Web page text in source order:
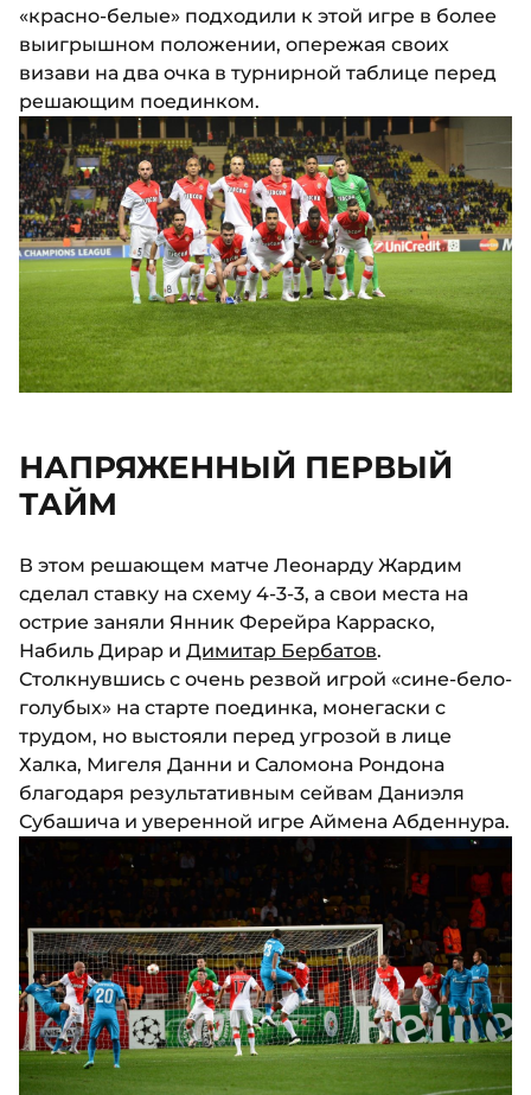
«красно-белые» подходили к этой игре в более
выигрышном положении, опережая своих
визави на два очка в турнирной таблице перед
решающим поединком.
НАПРЯЖЕННЫЙ ПЕРВЫЙ
ТАЙМ
В этом решающем матче Леонарду Жардим
сделал ставку на схему 4-3-3, а свои места на
острие заняли Янник Ферейра Карраско,
Набиль Дирар и Димитар Бербатов.
Столкнувшись с очень резвой игрой «сине-бело-
голубых» на старте поединка, монегаски с
трудом, но выстояли перед угрозой в лице
Халка, Мигеля Данни и Саломона Рондона
благодаря результативным сейвам Даниэля
Субашича и уверенной игре Аймена Абденнура.